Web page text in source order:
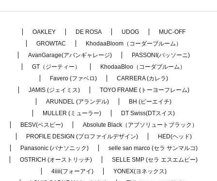
OAKLEY DE ROSA UDOG
MUC-OFF
GROWTAC
KhodaaBloom（コーダーブルーム）
AvanGarage(アバンギャレージ)
PASSONI(パッソーニ)
GT（ジーティー）
KhodaaBloo（コーダブルーム）
Favero (ファベロ)
CARRERA (カレラ)
JAMIS (ジェイミス)
TOYO FRAME (トーヨーフレーム)
ARUNDEL (アランデル)
BH (ビーエイチ)
MULLER (ミューラー)
DT Swiss(DTスイス)
BESV(ベスビー)
Absolute Black（アブソリュートブラック）
PROFILE DESIGN (プロファイルデザイン)
HED(ヘッド)
Panasonic (パナソニック)
selle san marco (セラ サンマルコ)
OSTRICH (オーストリッチ)
SELLE SMP (セラ エスエムピー)
4iiii(フォーアイ)
YONEX(ヨネックス)